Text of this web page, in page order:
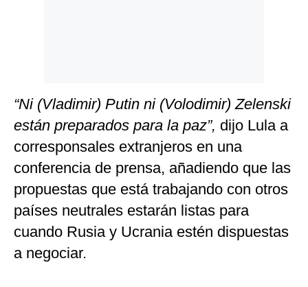
“Ni (Vladimir) Putin ni (Volodimir) Zelenski
están preparados para la paz”, dijo Lula a
corresponsales extranjeros en una
conferencia de prensa, añadiendo que las
propuestas que está trabajando con otros
países neutrales estarán listas para
cuando Rusia y Ucrania estén dispuestas
a negociar.